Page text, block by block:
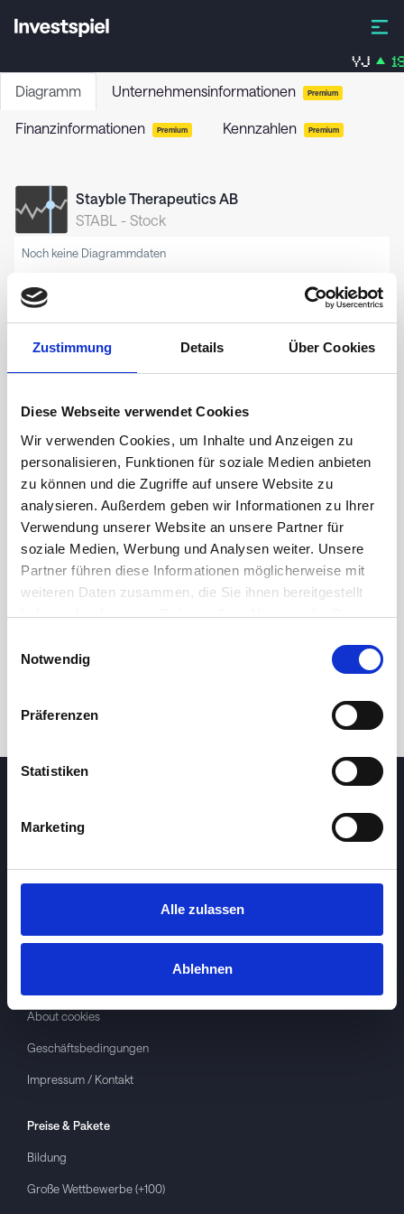
Zustimmung Details Über Cookies
Diese Webseite verwendet Cookies
Wir verwenden Cookies, um Inhalte und Anzeigen zu
personalisieren, Funktionen für soziale Medien anbieten
zu können und die Zugriffe auf unsere Website zu
analysieren. Außerdem geben wir Informationen zu Ihrer
Verwendung unserer Website an unsere Partner für
soziale Medien, Werbung und Analysen weiter. Unsere
Partner führen diese Informationen möglicherweise mit
weiteren Daten zusammen, die Sie ihnen bereitgestellt
haben oder die sie im Rahmen Ihrer Nutzung der Dienste
Notwendig
Präferenzen
Statistiken
Marketing
Alle zulassen
Ablehnen
YJ
Diagramm Unternehmensinformationen Premium
Finanzinformationen Premium Kennzahlen Premium
Stayble Therapeutics AB
STABL - Stock
Noch keine Diagrammdaten
24 Std. 1M 3M 1J 5J
About cookies
Geschäftsbedingungen
Impressum / Kontakt
Preise & Pakete
Bildung
Große Wettbewerbe (+100)